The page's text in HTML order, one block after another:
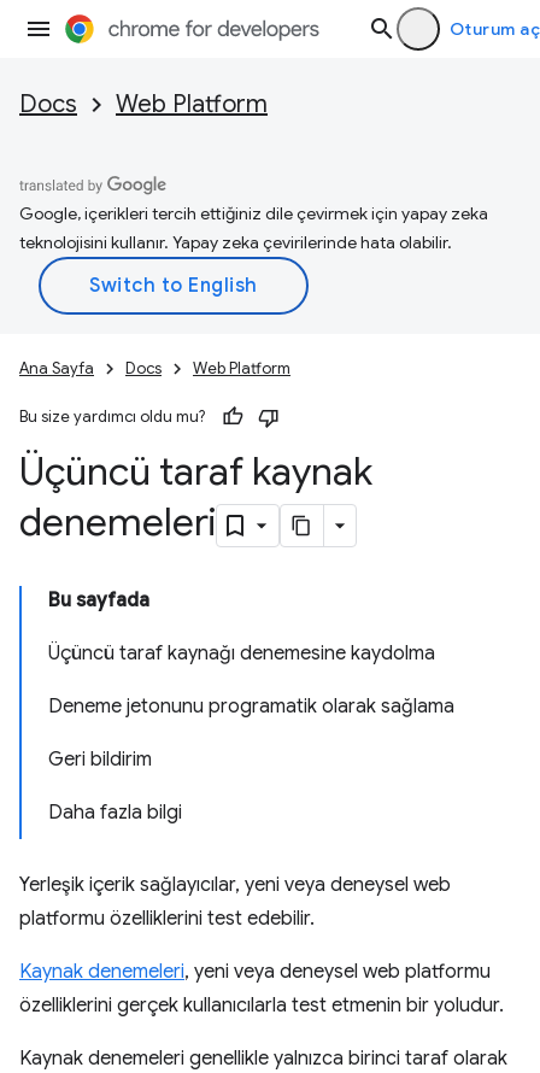
Oturum aç
Docs Web Platform
Google, içerikleri tercih ettiğiniz dile çevirmek için yapay zeka
teknolojisini kullanır. Yapay zeka çevirilerinde hata olabilir.
Ana Sayfa Docs Web Platform
Bu size yardımcı oldu mu?
Üçüncü taraf kaynak
denemeleri
Bu sayfada
Üçüncü taraf kaynağı denemesine kaydolma
Deneme jetonunu programatik olarak sağlama
Geri bildirim
Daha fazla bilgi
Yerleşik içerik sağlayıcılar, yeni veya deneysel web
platformu özelliklerini test edebilir.
Kaynak denemeleri, yeni veya deneysel web platformu
özelliklerini gerçek kullanıcılarla test etmenin bir yoludur.
Kaynak denemeleri genellikle yalnızca birinci taraf olarak